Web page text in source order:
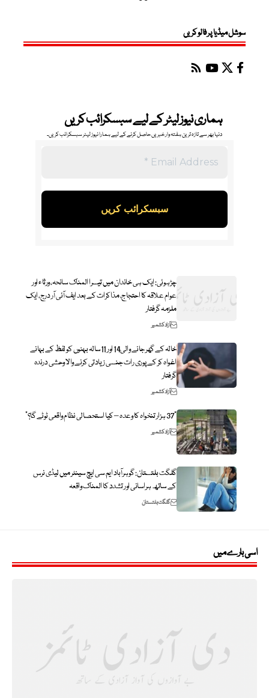
سوشل میڈیا پر فالو کریں
ہماری نیوز لیٹر کے لیے سبسکرائب کریں
دنیا بھر سے تازہ ترین ہفتہ وار خبریں حاصل کرنے کے لیے ہمارا نیوز لیٹر سبسکرائب کریں۔
چڑہوئی: ایک ہی خاندان میں تیسرا المناک سانحہ، ورثاء اور
عوام علاقہ کا احتجاج، مذاکرات کے بعد ایف آئی آر درج، ایک
ملزمہ گرفتار
آزاد کشمیر
خالہ کے گھر جانے والی14 اور 11سالہ بہنوں کو لفظ کے بہانے
اغواہ کر کے پوری رات جنسی زیادتی کرنے والا وحشی درندہ
گرفتار
آزاد کشمیر
“37 ہزار تنخواہ کا وعدہ – کیا استحصالی نظام واقعی ٹوٹے گا؟”
آزاد کشمیر
گلگت بلتستان: گوہرآباد ایم سی ایچ سینٹر میں لیڈی نرس
کے ساتھ ہراسانی اور تشدد کا المناک واقعہ
گلگت بلتستان
اسی بارے میں